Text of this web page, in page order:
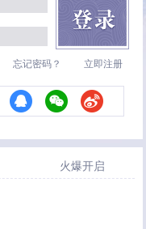
忘记密码？ 立即注册
火爆开启